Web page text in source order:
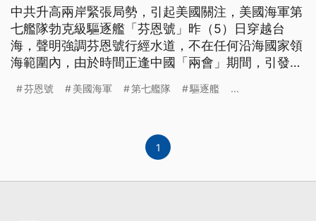
中共升高兩岸緊張局勢，引起美國關注，美國海軍第
七艦隊勃克級驅逐艦「芬恩號」昨（5）日穿越台
海，聲明強調芬恩號行經水道，不在任何沿海國家領
海範圍內，由於時間正逢中國「兩會」期間，引發關
時應對一切威脅挑釁，也持續威嚇台灣，國防部上午
芬恩號 美國海軍 第七艦隊 驅逐艦 ...
1